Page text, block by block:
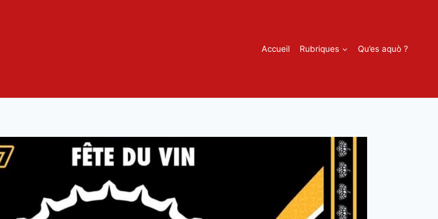
Accueil
Rubriques Qu’es aquò ?